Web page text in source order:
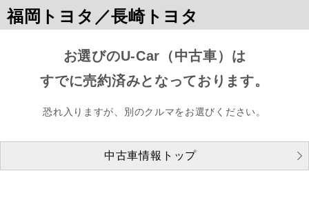
福岡トヨタ／長崎トヨタ
お選びのU-Car（中古車）は
すでに売約済みとなっております。
恐れ入りますが、別のクルマをお選びください。
中古車情報トップ